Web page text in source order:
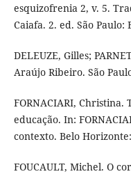
esquizofrenia 2, v. 5.
Caiafa. 2. ed. São Paulo:
DELEUZE, Gilles;
Araújo Ribeiro. São
FORNACIARI,
educação. In:
contexto. Belo
FOUCAULT, Michel. O